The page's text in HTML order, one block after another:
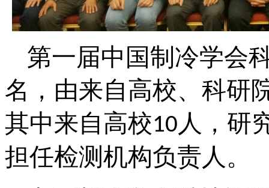
第一届中国制冷学会
名，由来自高校、科研
其中来自高校10人，研
担任检测机构负责人。